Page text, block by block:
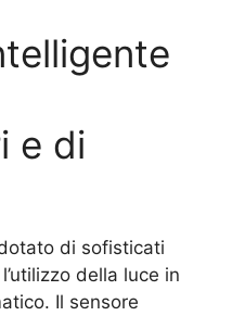
e di
di sofisticati
della luce in
Il sensore